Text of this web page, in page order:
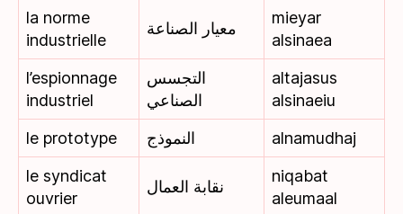
la norme
industrielle
معيار الصناعة
mieyar
alsinaea
l’espionnage
industriel
التجسس
الصناعي
altajasus
alsinaeiu
le prototype
النموذج
alnamudhaj
le syndicat
ouvrier
نقابة العمال
niqabat
aleumaal